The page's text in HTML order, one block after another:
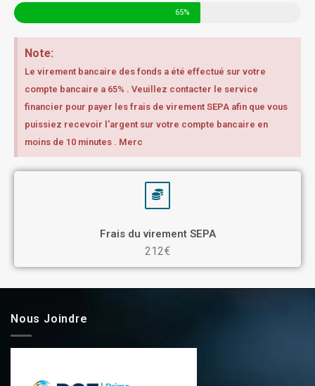
65%
Note:
Le virement bancaire des fonds a été effectué sur votre
compte bancaire a 65% . Veuillez contacter le service
financier pour payer les frais de virement SEPA afin que vous
puissiez recevoir l'argent sur votre compte bancaire en
moins de 10 minutes . Merc
Frais du virement SEPA
212€
Nous Joindre